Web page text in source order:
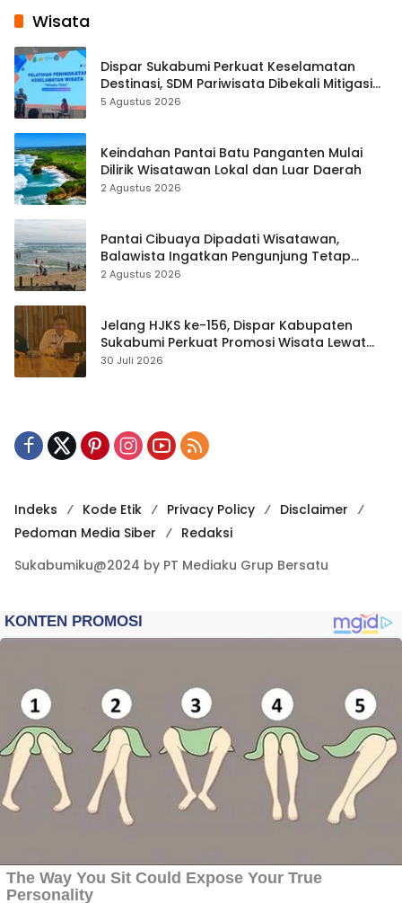
Wisata
Dispar Sukabumi Perkuat Keselamatan
Destinasi, SDM Pariwisata Dibekali Mitigasi
hingga Teknik Evakuasi
5 Agustus 2026
Keindahan Pantai Batu Panganten Mulai
Dilirik Wisatawan Lokal dan Luar Daerah
2 Agustus 2026
Pantai Cibuaya Dipadati Wisatawan,
Balawista Ingatkan Pengunjung Tetap
Waspada
2 Agustus 2026
Jelang HJKS ke-156, Dispar Kabupaten
Sukabumi Perkuat Promosi Wisata Lewat
Publikasi Digital
30 Juli 2026
Indeks Kode Etik Privacy Policy
Disclaimer
Pedoman Media Siber
Redaksi
Sukabumiku@2024 by PT Mediaku Grup Bersatu